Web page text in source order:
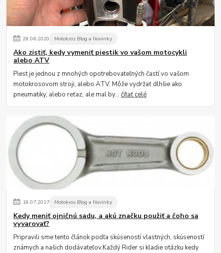
28.06.2020 Motokros Blog a Novinky
Ako zistiť, kedy vymeniť piestik vo vašom motocykli
alebo ATV
Piest je jednou z mnohých opotrebovateľných častí vo vašom
motokrosovom stroji, alebo ATV. Môže vydržať dlhšie ako
pneumatiky, alebo reťaz, ale mal by...čítať celé
18.07.2017 Motokros Blog a Novinky
Kedy meniť ojničnú sadu, a akú značku použiť a čoho sa
vyvarovať?
Pripravili sme tento článok podľa skúseností vlastných, skúseností
známych a našich dodávateľov.Každý Rider si kladie otázku kedy